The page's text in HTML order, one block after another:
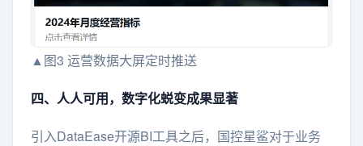
▲图3 运营数据大屏定时推送
四、人人可用，数字化蜕变成果显著
引入DataEase开源BI工具之后，国控星鲨对于业务